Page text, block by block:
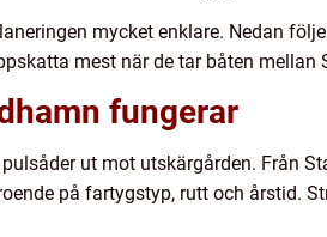
mycket enklare. Nedan
mest när de tar båten mellan
fungerar
ut mot utskärgården. Från
på fartygstyp, rutt och årstid.